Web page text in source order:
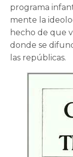
programa
mente la
hecho de que
donde se
las repúblicas.